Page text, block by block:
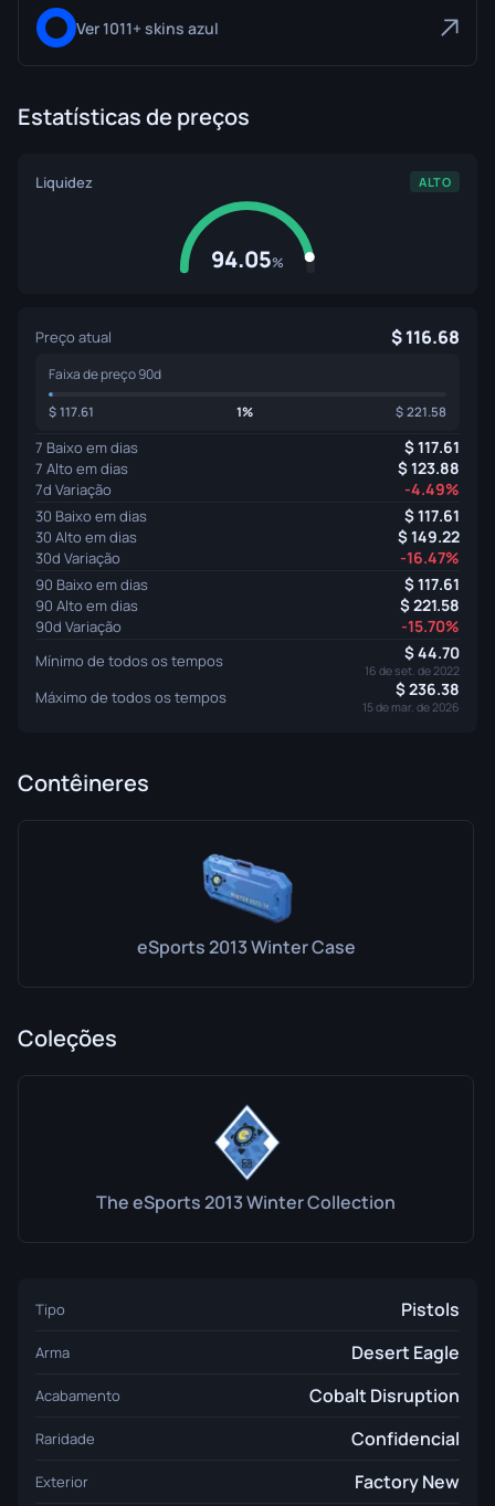
Ver 1011+ skins azul
Estatísticas de preços
Liquidez ALTO
94.05%
Preço atual 116.68
Faixa de preço 90d
117.61 1% 221.58
7 Baixo em dias 117.61
7 Alto em dias 123.88
7d Variação -4.49%
30 Baixo em dias 117.61
30 Alto em dias 149.22
30d Variação -16.47%
90 Baixo em dias 117.61
90 Alto em dias 221.58
90d Variação -15.70%
Mínimo de todos os tempos 44.70
16 de set. de 2022
Máximo de todos os tempos 236.38
15 de mar. de 2026
Contêineres
eSports 2013 Winter Case
Coleções
The eSports 2013 Winter Collection
Tipo Pistols
Arma Desert Eagle
Acabamento Cobalt Disruption
Raridade Confidencial
Exterior Factory New